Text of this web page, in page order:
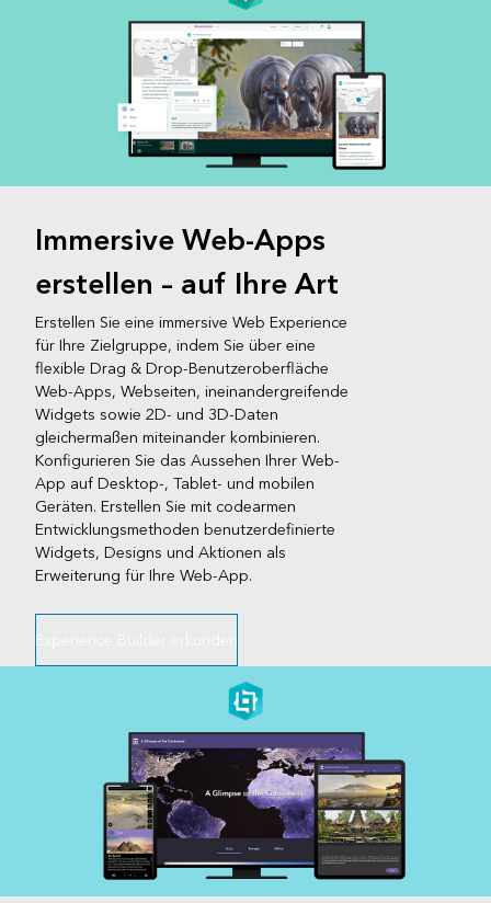
Immersive Web-Apps
erstellen – auf Ihre Art
Erstellen Sie eine immersive Web Experience
für Ihre Zielgruppe, indem Sie über eine
flexible Drag & Drop-Benutzeroberfläche
Web-Apps, Webseiten, ineinandergreifende
Widgets sowie 2D- und 3D-Daten
gleichermaßen miteinander kombinieren.
Konfigurieren Sie das Aussehen Ihrer Web-
App auf Desktop-, Tablet- und mobilen
Geräten. Erstellen Sie mit codearmen
Entwicklungsmethoden benutzerdefinierte
Widgets, Designs und Aktionen als
Erweiterung für Ihre Web-App.
Experience Builder erkunden